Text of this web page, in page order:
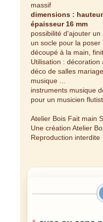
massif
dimensions :
épaisseur 16 mm
possibilité d'ajouter
un socle pour la poser
découpé à la main,
Utilisation : décoration
déco de salles
musique ...
instruments musique
pour un musicien
Atelier Bois Fait main
Une création Atelier
Reproduction interdite